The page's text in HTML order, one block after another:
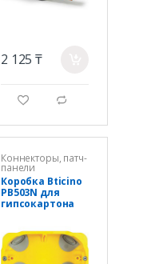
2 125 ₸
g d
Коннекторы, патч-
панели
Коробка Bticino
PB503N для
гипсокартона